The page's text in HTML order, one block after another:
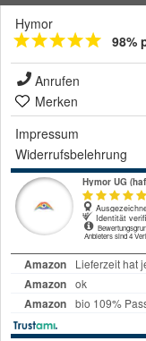
Hymor
98%
Anrufen
Merken
Impressum
Widerrufsbelehrung